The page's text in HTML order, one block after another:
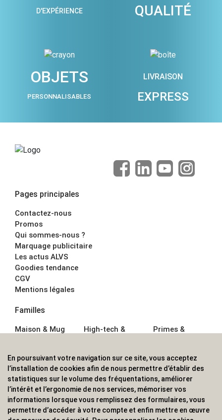
D'EXPÉRIENCE QUALITÉ
OBJETS
PERSONNALISABLES
LIVRAISON
EXPRESS
Pages principales
Contactez-nous
Promos
Qui sommes-nous ?
Marquage publicitaire
Les actus ALVS
Goodies tendance
CGV
Mentions légales
Familles
Maison & Mug
Écriture
Bagagerie sacs
High-tech &
Sport &
Outdoor
Enfant
Primes &
Boisson
Textile &
Casquette
Accessoires de
bureau
En poursuivant votre navigation sur ce site, vous acceptez
l’installation de cookies afin de nous permettre d’établir des
statistiques sur le volume des fréquentations, améliorer
l’intérêt et l’ergonomie de nos services, mémoriser vos
informations lorsque vous remplissez des formulaires, vous
permettre d’accéder à votre compte et enfin mettre en œuvre